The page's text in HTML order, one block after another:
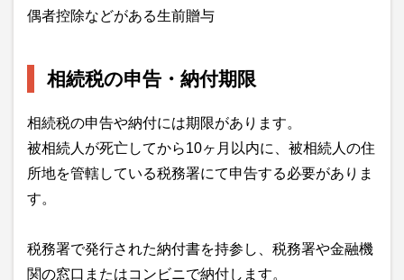
偶者控除などがある生前贈与
相続税の申告・納付期限
相続税の申告や納付には期限があります。
被相続人が死亡してから10ヶ月以内に、被相続人の住
所地を管轄している税務署にて申告する必要がありま
す。
税務署で発行された納付書を持参し、税務署や金融機
関の窓口またはコンビニで納付します。